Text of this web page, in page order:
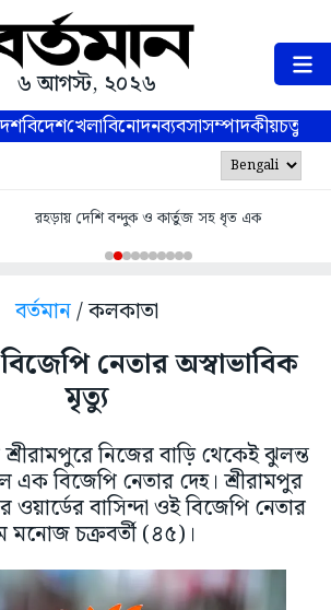
৬ আগস্ট, ২০২৬
বিদেশখেলাবিনোদনব্যবসাসম্পাদকীয়
রহড়ায় দেশি বন্দুক ও কার্তুজ সহ ধৃত এক
বর্তমান/ কলকাতা
নেতার অস্বাভাবিক
মৃত্যু
নিজের বাড়ি থেকেই ঝুলন্ত
এক বিজেপি নেতার দেহ। শ্রীরামপুর
বাসিন্দা ওই বিজেপি নেতার
মনোজ চক্রবর্তী (৪৫)।